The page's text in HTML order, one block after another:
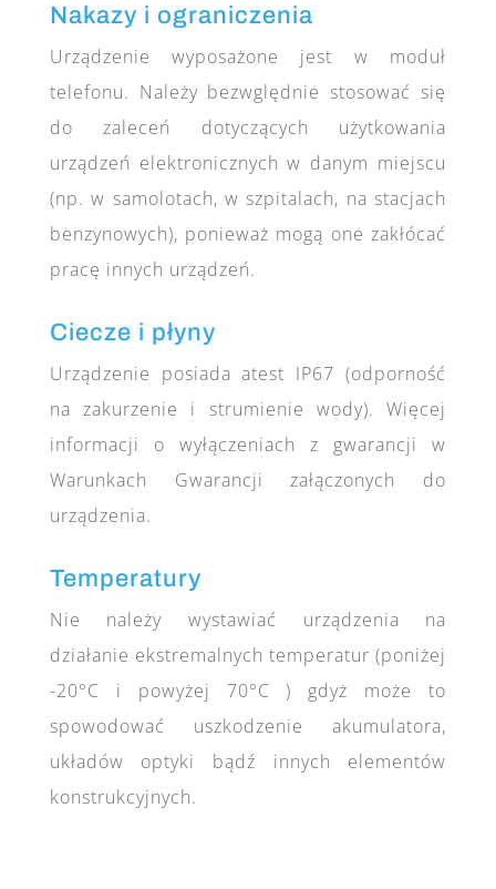
Nakazy i ograniczenia
Urządzenie wyposażone jest w moduł
telefonu. Należy bezwględnie stosować się
do zaleceń dotyczących użytkowania
urządzeń elektronicznych w danym miejscu
(np. w samolotach, w szpitalach, na stacjach
benzynowych), ponieważ mogą one zakłócać
pracę innych urządzeń.
Ciecze i płyny
Urządzenie posiada atest IP67 (odporność
na zakurzenie i strumienie wody). Więcej
informacji o wyłączeniach z gwarancji w
Warunkach Gwarancji załączonych do
urządzenia.
Temperatury
Nie należy wystawiać urządzenia na
działanie ekstremalnych temperatur (poniżej
-20°C i powyżej 70°C ) gdyż może to
spowodować uszkodzenie akumulatora,
układów optyki bądź innych elementów
konstrukcyjnych.